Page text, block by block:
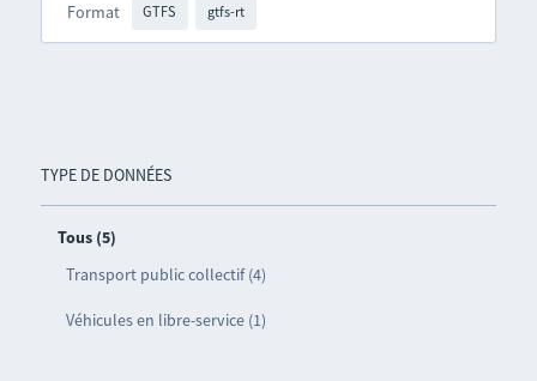
TYPE DE DONNÉES
Tous (5)
Transport public collectif (4)
Véhicules en libre-service (1)
Format GTFS gtfs-rt